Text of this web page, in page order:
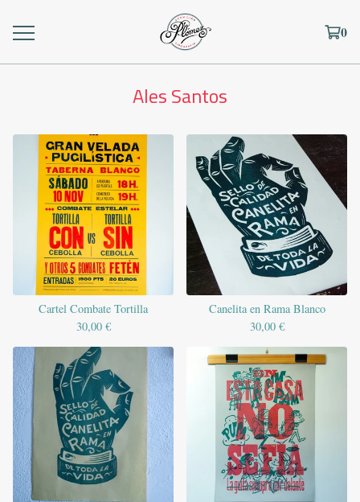
0
Ales Santos
Cartel Combate Tortilla
30,00 €
Canelita en Rama Blanco
30,00 €